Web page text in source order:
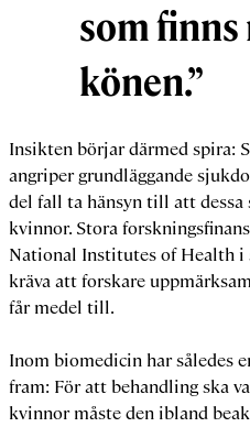
som
könen.”
Insikten börjar därmed spira:
angriper grundläggande
del fall ta hänsyn till att
kvinnor. Stora
National Institutes of Health i
kräva att forskare
får medel till.
Inom biomedicin har således
fram: För att behandling ska
kvinnor måste den ibland